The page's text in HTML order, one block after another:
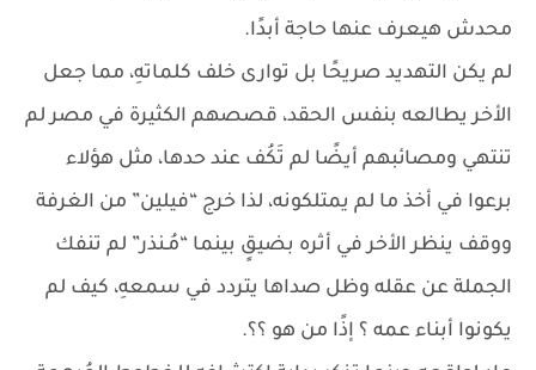
محدش هيعرف عنها حاجة أبدًا.
لم يكن التهديد صريحًا بل توارى خلف كلماتهِ، مما جعل
الأخر يطالعه بنفس الحقد، قصصهم الكثيرة في مصر لم
تنتهي ومصائبهم أيضًا لم تَكُف عند حدها، مثل هؤلاء
برعوا في أخذ ما لم يمتلكونه، لذا خرج “فيلين” من الغرفة
ووقف ينظر الأخر في أثره بضيقٍ بينما “مُـنذر” لم تنفك
الجملة عن عقله وظل صداها يتردد في سمعهِ، كيف لم
يكونوا أبناء عمه ؟ إذًا من هو ؟؟.